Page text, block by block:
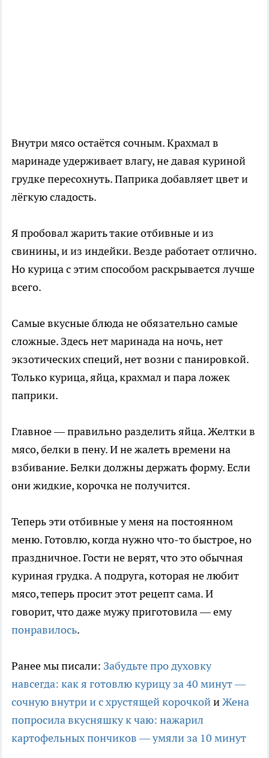
Внутри мясо остаётся сочным. Крахмал в
маринаде удерживает влагу, не давая куриной
грудке пересохнуть. Паприка добавляет цвет и
лёгкую сладость.
Я пробовал жарить такие отбивные и из
свинины, и из индейки. Везде работает отлично.
Но курица с этим способом раскрывается лучше
всего.
Самые вкусные блюда не обязательно самые
сложные. Здесь нет маринада на ночь, нет
экзотических специй, нет возни с панировкой.
Только курица, яйца, крахмал и пара ложек
паприки.
Главное — правильно разделить яйца. Желтки в
мясо, белки в пену. И не жалеть времени на
взбивание. Белки должны держать форму. Если
они жидкие, корочка не получится.
Теперь эти отбивные у меня на постоянном
меню. Готовлю, когда нужно что-то быстрое, но
праздничное. Гости не верят, что это обычная
куриная грудка. А подруга, которая не любит
мясо, теперь просит этот рецепт сама. И
говорит, что даже мужу приготовила — ему
понравилось.
Ранее мы писали: Забудьте про духовку
навсегда: как я готовлю курицу за 40 минут —
сочную внутри и с хрустящей корочкойиЖена
попросила вкусняшку к чаю: нажарил
картофельных пончиков — умяли за 10 минут